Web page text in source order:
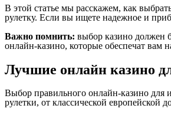
В этой статье мы расскажем, как
рулетку. Если вы ищете надежное и
Важно помнить: выбор казино должен
онлайн-казино, которые обеспечат вам
Лучшие онлайн казино
Выбор правильного онлайн-казино
рулетки, от классической европейской